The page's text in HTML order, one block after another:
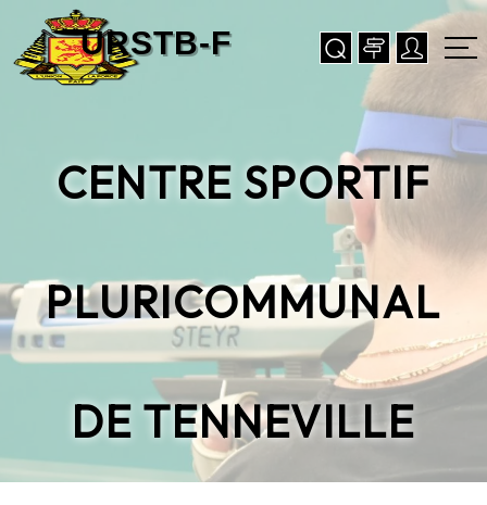
CENTRE SPORTIF
PLURICOMMUNAL
DE TENNEVILLE